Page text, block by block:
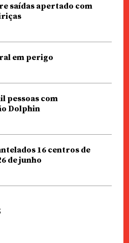
saídas apertado com
em perigo
pessoas com
Dolphin
16 centros de
de junho